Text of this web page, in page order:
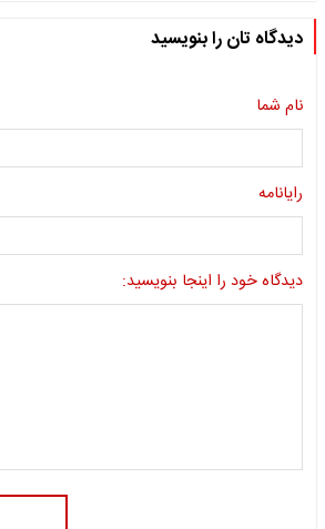
دیدگاه تان را بنویسید
نام شما
رایانامه
دیدگاه خود را اینجا بنویسید: